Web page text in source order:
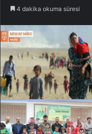
4 dakika okuma süresi